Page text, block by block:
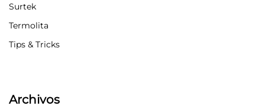
Surtek
Termolita
Tips & Tricks
Archivos